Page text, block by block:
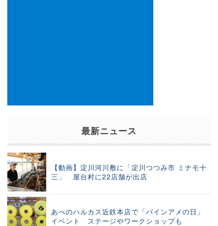
最新ニュース
【動画】淀川河川敷に「淀川つつみ市 ミナモ十
三」 屋台村に22店舗が出店
あべのハルカス近鉄本店で「パインアメの日」
イベント ステージやワークショップも